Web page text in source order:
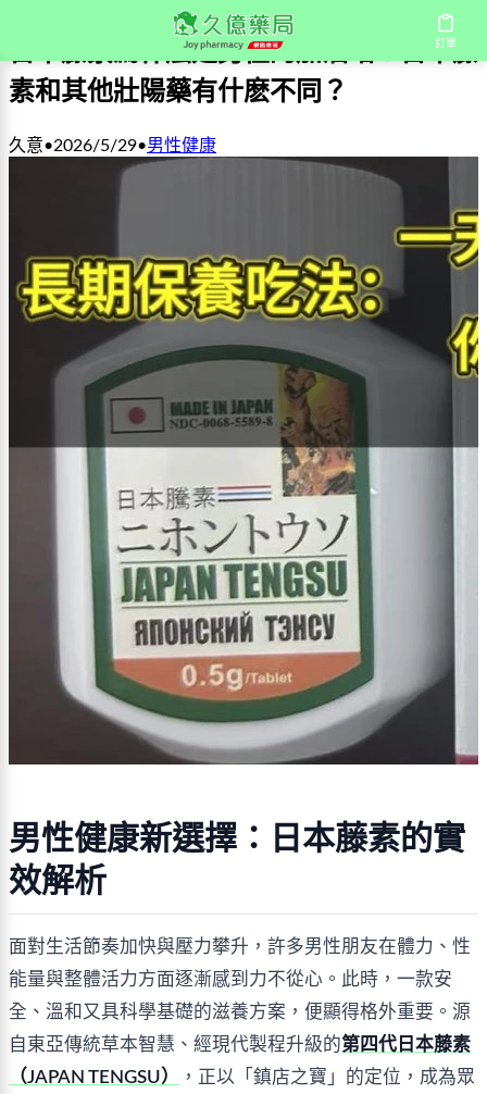
訂單
日本藤素爲什麽是男性的加油站？日本藤
素和其他壯陽藥有什麽不同？
久意•2026/5/29•男性健康
男性健康新選擇：日本藤素的實
效解析
面對生活節奏加快與壓力攀升，許多男性朋友在體力、性
能量與整體活力方面逐漸感到力不從心。此時，一款安
全、溫和又具科學基礎的滋養方案，便顯得格外重要。源
自東亞傳統草本智慧、經現代製程升級的第四代日本藤素
（JAPAN TENGSU）
，正以「鎮店之寶」的定位，成為眾